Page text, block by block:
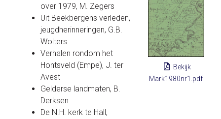
Bekijk
Mark1980nr1.pdf
over 1979, M. Zegers
Uit Beekbergens verleden,
jeugdherinneringen, G.B.
Wolters
Verhalen rondom het
Hontsveld (Empe), J. ter
Avest
Gelderse landmaten, B.
Derksen
De N.H. kerk te Hall,